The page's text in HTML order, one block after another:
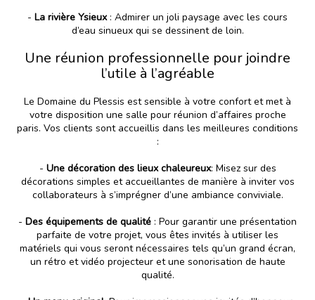
- La rivière Ysieux: Admirer un joli paysage avec les cours
d’eau sinueux qui se dessinent de loin.
Une réunion professionnelle pour joindre
l’utile à l’agréable
Le Domaine du Plessis est sensible à votre confort et met à
votre disposition une salle pour réunion d’affaires proche
paris. Vos clients sont accueillis dans les meilleures conditions
:
- Une décoration des lieux chaleureux: Misez sur des
décorations simples et accueillantes de manière à inviter vos
collaborateurs à s’imprégner d’une ambiance conviviale.
- Des équipements de qualité : Pour garantir une présentation
parfaite de votre projet, vous êtes invités à utiliser les
matériels qui vous seront nécessaires tels qu’un grand écran,
un rétro et vidéo projecteur et une sonorisation de haute
qualité.